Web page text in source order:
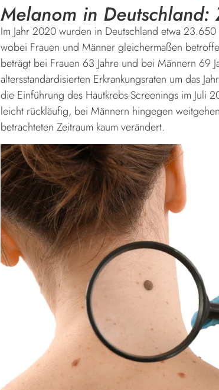
Melanom in Deutschland:
Im Jahr 2020 wurden in Deutschland etwa
wobei Frauen und Männer gleichermaßen
beträgt bei Frauen 63 Jahre und bei Männern 69
altersstandardisierten Erkrankungsraten um das
die Einführung des Hautkrebs-Screenings im Juli
leicht rückläufig, bei Männern hingegen
betrachteten Zeitraum kaum verändert.